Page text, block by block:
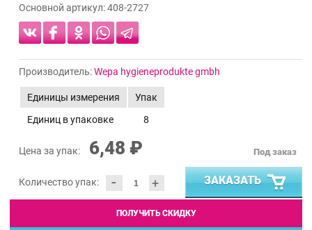
Основной артикул:408-2727
Производитель:Wepa hygieneprodukte gmbh
Единицы измерения
Упак
Единиц в упаковке
8
Цена за упак: 6,48 ₽
Количество упак: - +
Под заказ
ЗАКАЗАТЬ
ПОЛУЧИТЬ СКИДКУ